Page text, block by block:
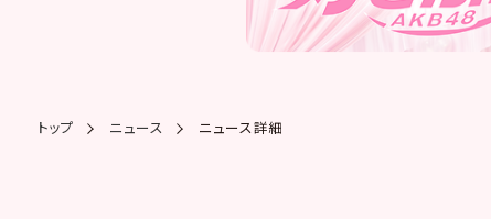
トップ ニュース ニュース詳細